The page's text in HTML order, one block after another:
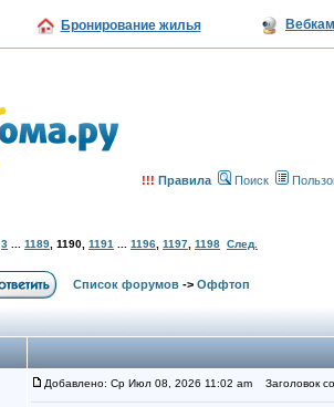
Бронирование жилья
!!! Правила Поиск
3 1189 1190 1191 1196 1197 1198 След.
Список форумов -> Оффтоп
Добавлено: Ср Июл 08, 2026 11:02 am Заголовок